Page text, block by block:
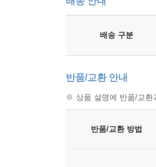
배송 구분
반품/교환 안내
※ 상품 설명에 반품/교환
반품/교환 방법